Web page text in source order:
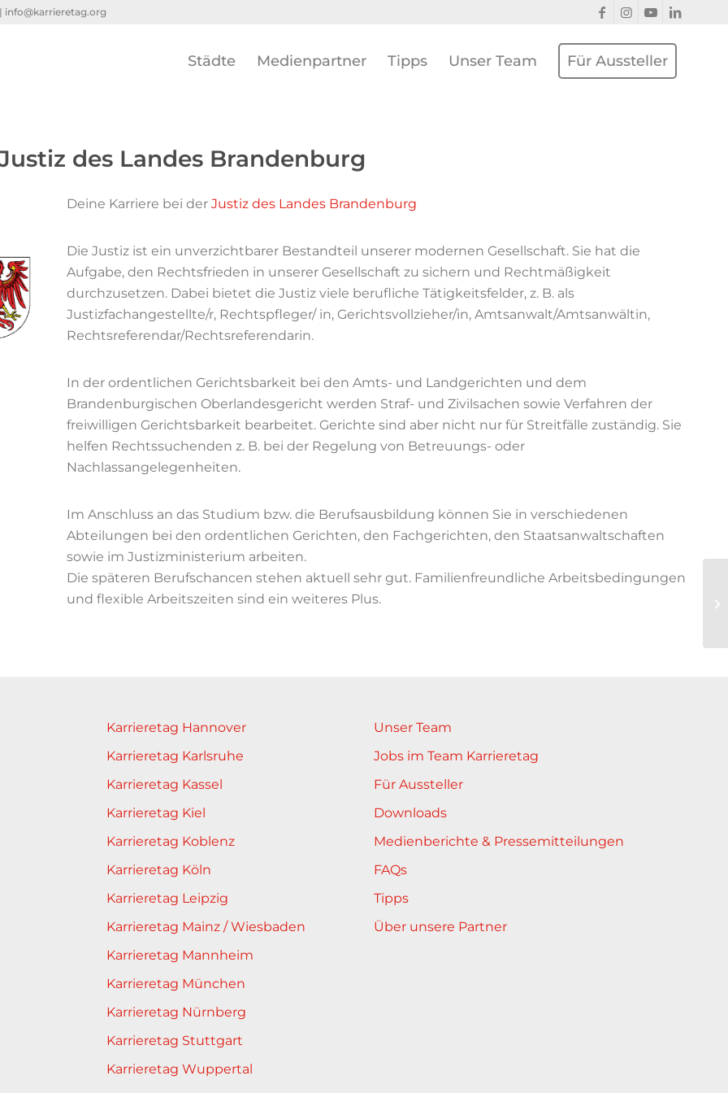
info@karrieretag.org
Städte Medienpartner Tipps Unser Team Für Aussteller
des Landes Brandenburg
Deine Karriere bei der Justiz des Landes Brandenburg
Die Justiz ist ein unverzichtbarer Bestandteil unserer modernen Gesellschaft. Sie hat die
Aufgabe, den Rechtsfrieden in unserer Gesellschaft zu sichern und Rechtmäßigkeit
durchzusetzen. Dabei bietet die Justiz viele berufliche Tätigkeitsfelder, z. B. als
Justizfachangestellte/r, Rechtspfleger/ in, Gerichtsvollzieher/in, Amtsanwalt/Amtsanwältin,
Rechtsreferendar/Rechtsreferendarin.
In der ordentlichen Gerichtsbarkeit bei den Amts- und Landgerichten und dem
Brandenburgischen Oberlandesgericht werden Straf- und Zivilsachen sowie Verfahren der
freiwilligen Gerichtsbarkeit bearbeitet. Gerichte sind aber nicht nur für Streitfälle zuständig. Sie
helfen Rechtssuchenden z. B. bei der Regelung von Betreuungs- oder
Nachlassangelegenheiten.
Im Anschluss an das Studium bzw. die Berufsausbildung können Sie in verschiedenen
Abteilungen bei den ordentlichen Gerichten, den Fachgerichten, den Staatsanwaltschaften
sowie im Justizministerium arbeiten.
Die späteren Berufschancen stehen aktuell sehr gut. Familienfreundliche Arbeitsbedingungen
und flexible Arbeitszeiten sind ein weiteres Plus.
Karrieretag Hannover
Karrieretag Karlsruhe
Karrieretag Kassel
Karrieretag Kiel
Karrieretag Koblenz
Karrieretag Köln
Karrieretag Leipzig
Karrieretag Mainz / Wiesbaden
Karrieretag Mannheim
Karrieretag München
Karrieretag Nürnberg
Karrieretag Stuttgart
Karrieretag Wuppertal
Unser Team
Jobs im Team Karrieretag
Für Aussteller
Downloads
Medienberichte & Pressemitteilungen
FAQs
Tipps
Über unsere Partner